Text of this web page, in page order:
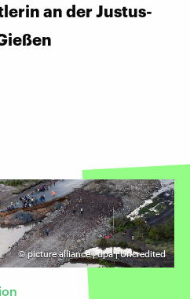
an der Justus-
©picture alliance | dpa | Uncredited